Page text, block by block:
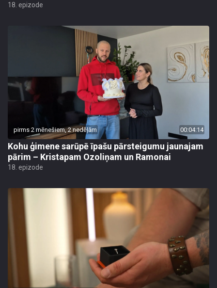
18. epizode
pirms 2 mēnešiem, 2 nedēļām 00:04:14
Kohu ģimene sarūpē īpašu pārsteigumu jaunajam
pārim – Kristapam Ozoliņam un Ramonai
18. epizode